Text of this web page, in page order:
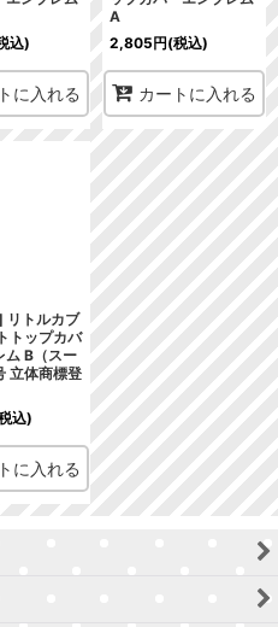
込)
に入れる
A
2,805円(税込)
カートに入れる
リトルカブ
トップカバ
ム B（スー
立体商標登
込)
に入れる